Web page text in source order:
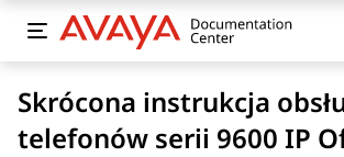
Skrócona instrukcja
telefonów serii 9600 IP